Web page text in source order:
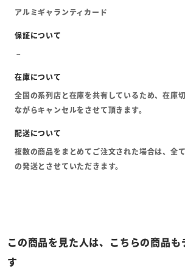
アルミギャランティカード
全国の系列店と在庫を共有しているため、在庫
ながらキャンセルをさせて頂きます。
複数の商品をまとめてご注文された場合は、全
の発送とさせていただきます。
この商品を見た人は、こちらの商品も
す